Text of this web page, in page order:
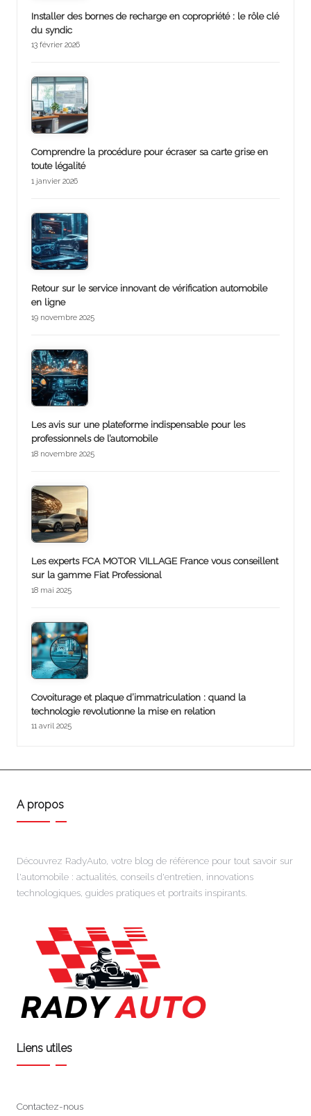
Installer des bornes de recharge en copropriété : le rôle clé
du syndic
13 février 2026
Comprendre la procédure pour écraser sa carte grise en
toute légalité
1 janvier 2026
Retour sur le service innovant de vérification automobile
en ligne
19 novembre 2025
Les avis sur une plateforme indispensable pour les
professionnels de l’automobile
18 novembre 2025
Les experts FCA MOTOR VILLAGE France vous conseillent
sur la gamme Fiat Professional
18 mai 2025
Covoiturage et plaque d’immatriculation : quand la
technologie revolutionne la mise en relation
11 avril 2025
A propos
Découvrez RadyAuto, votre blog de référence pour tout savoir sur
l'automobile : actualités, conseils d'entretien, innovations
technologiques, guides pratiques et portraits inspirants.
Liens utiles
Contactez-nous